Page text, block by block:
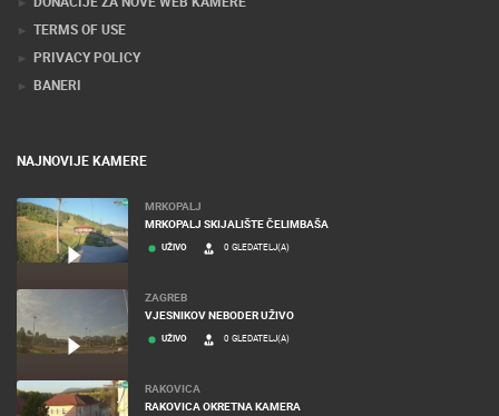
TERMS OF USE
PRIVACY POLICY
BANERI
NAJNOVIJE KAMERE
MRKOPALJ
MRKOPALJ SKIJALIŠTE ČELIMBAŠA
UŽIVO 0 GLEDATELJ(A)
ZAGREB
VJESNIKOV NEBODER UŽIVO
UŽIVO 0 GLEDATELJ(A)
RAKOVICA
RAKOVICA OKRETNA KAMERA